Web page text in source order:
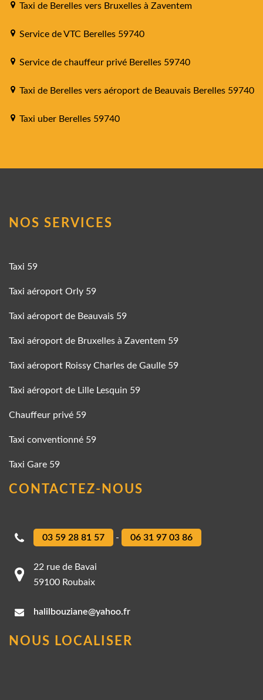
Taxi de Berelles vers Bruxelles à Zaventem
Service de VTC Berelles 59740
Service de chauffeur privé Berelles 59740
Taxi de Berelles vers aéroport de Beauvais Berelles 59740
Taxi uber Berelles 59740
NOS SERVICES
Taxi 59
Taxi aéroport Orly 59
Taxi aéroport de Beauvais 59
Taxi aéroport de Bruxelles à Zaventem 59
Taxi aéroport Roissy Charles de Gaulle 59
Taxi aéroport de Lille Lesquin 59
Chauffeur privé 59
Taxi conventionné 59
Taxi Gare 59
CONTACTEZ-NOUS
03 59 28 81 57 - 06 31 97 03 86
22 rue de Bavai
59100 Roubaix
halilbouziane@yahoo.fr
NOUS LOCALISER